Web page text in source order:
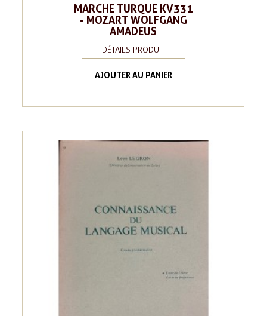
MARCHE TURQUE KV331
- MOZART WOLFGANG
AMADEUS
DÉTAILS PRODUIT
AJOUTER AU PANIER